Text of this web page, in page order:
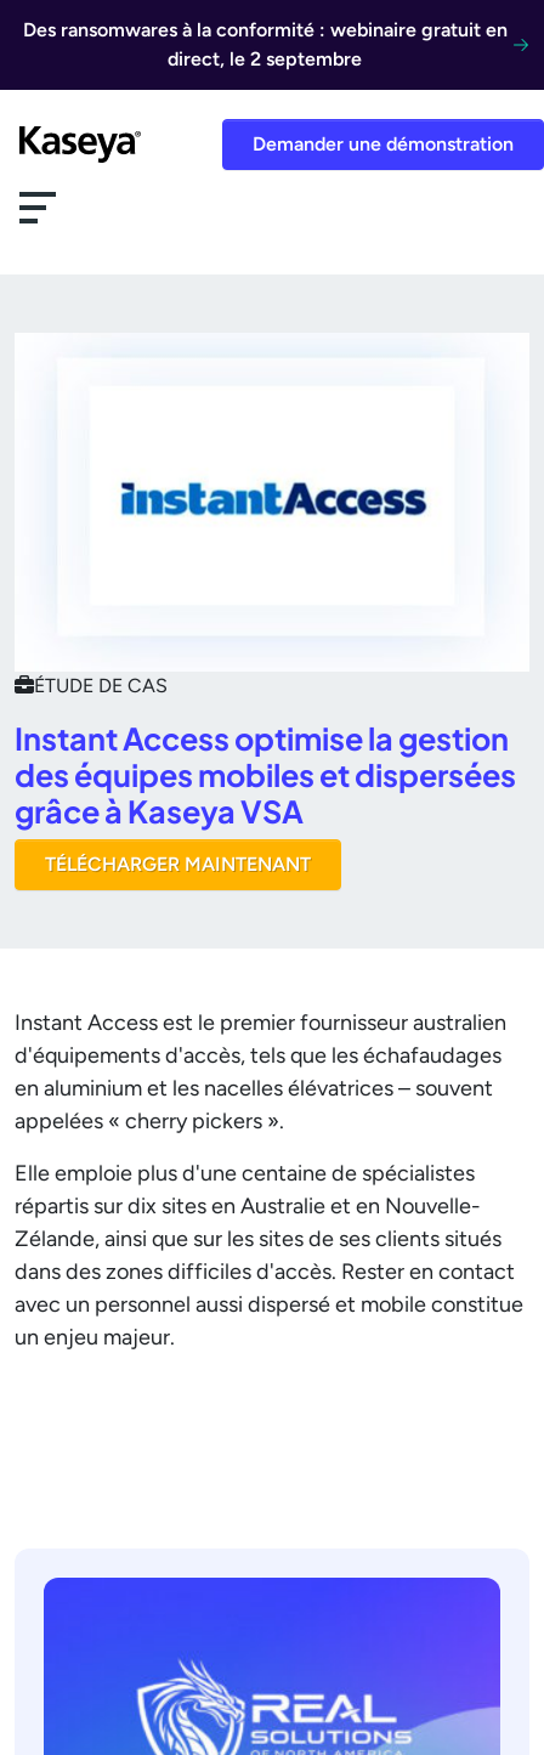
Des ransomwares à la conformité : webinaire gratuit en
direct, le 2 septembre
Demander une démonstration
ÉTUDE DE CAS
Instant Access optimise la gestion
des équipes mobiles et dispersées
grâce à Kaseya VSA
TÉLÉCHARGER MAINTENANT
Instant Access est le premier fournisseur australien
d'équipements d'accès, tels que les échafaudages
en aluminium et les nacelles élévatrices – souvent
appelées « cherry pickers ».
Elle emploie plus d'une centaine de spécialistes
répartis sur dix sites en Australie et en Nouvelle-
Zélande, ainsi que sur les sites de ses clients situés
dans des zones difficiles d'accès. Rester en contact
avec un personnel aussi dispersé et mobile constitue
un enjeu majeur.